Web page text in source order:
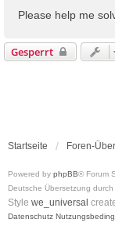
g
Please help me
Gesperrt
Startseite Foren-
Powered by phpBB® Forum
Deutsche Übersetzung durch
Style we_universal
Datenschutz